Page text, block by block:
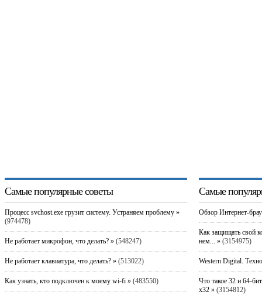
Самые популярные советы
Процесс svchost.exe грузит систему. Устраняем проблему »
(974478)
Не работает микрофон, что делать? »(548247)
Не работает клавиатура, что делать? »(513022)
Как узнать, кто подключен к моему wi-fi »(483550)
Самые
Обзор Интернет-
Как защищать свой
нем... »(3154975)
Western Digital.
Что такое 32 и 64-
x32 »(3154812)